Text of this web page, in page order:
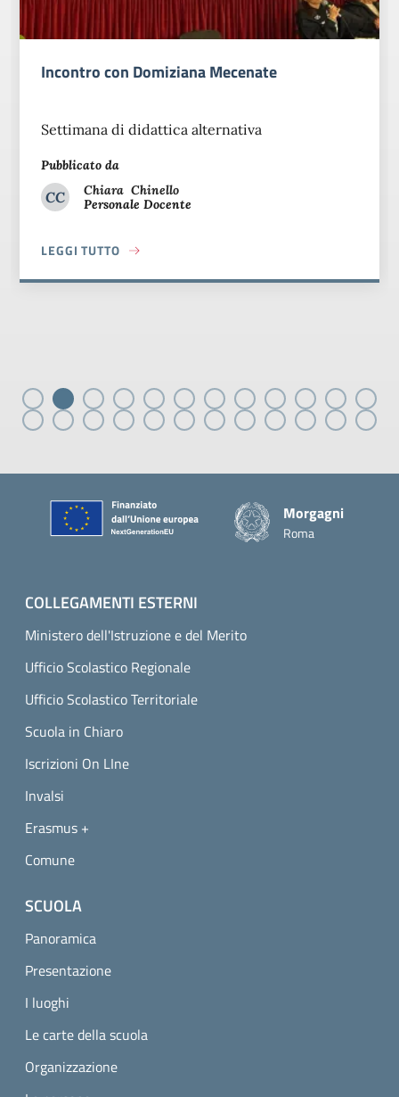
Custodi di futuro: le donne nel conflitto e
Pubblicato da
Chiara Chinello
ABOUT CUSTODI DI FUTURO: LE DONNE NEL
Piè di pagina
Morgagni
Roma
COLLEGAMENTI ESTERNI
Ministero dell'Istruzione e del Merito
Ufficio Scolastico Regionale
Ufficio Scolastico Territoriale
Scuola in Chiaro
Iscrizioni On LIne
Invalsi
Erasmus +
Comune
SCUOLA
Panoramica
Presentazione
I luoghi
Le carte della scuola
Organizzazione